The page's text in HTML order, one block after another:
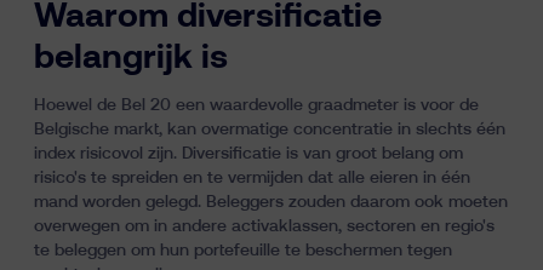
Waarom diversificatie
belangrijk is
Hoewel de Bel 20 een waardevolle graadmeter is voor de
Belgische markt, kan overmatige concentratie in slechts één
index risicovol zijn. Diversificatie is van groot belang om
risico's te spreiden en te vermijden dat alle eieren in één
mand worden gelegd . Beleggers zouden daarom ook moeten
overwegen om in andere activaklassen, sectoren en regio's
te beleggen om hun portefeuille te beschermen tegen